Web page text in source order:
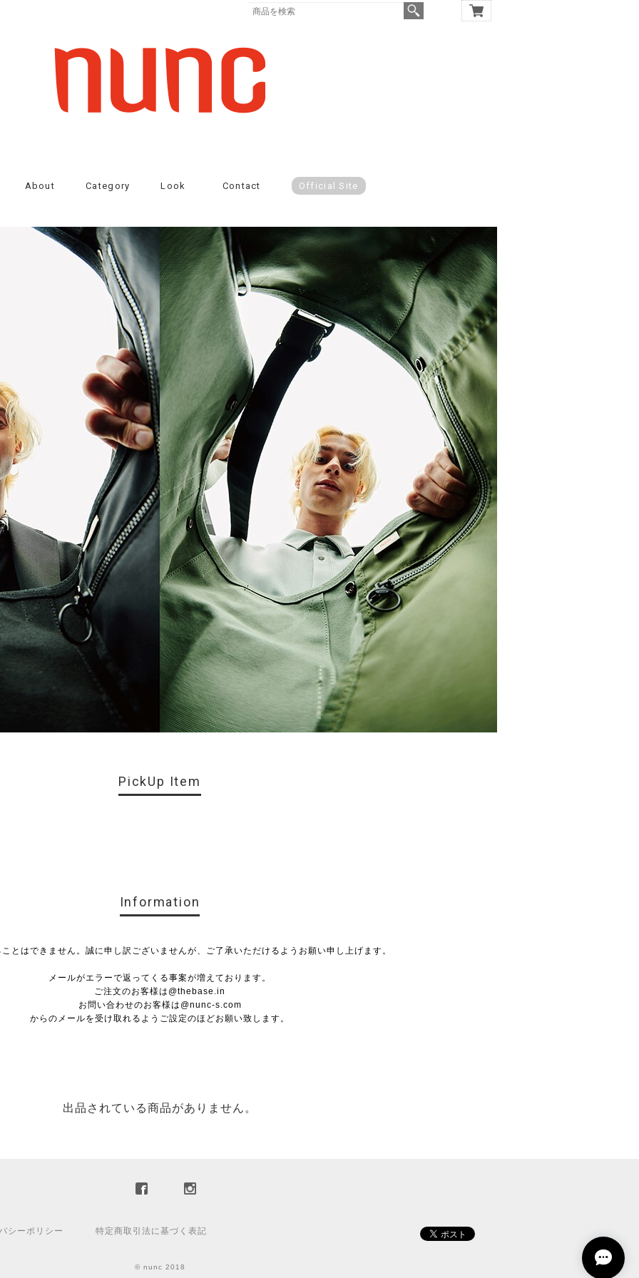
About Category Look Contact Official Site
PickUp Item
Information
とはできません。誠に申し訳ございませんが、ご了承いただけるようお願い申し上げます。
メールがエラーで返ってくる事案が増えております。
ご注文のお客様は@thebase.in
お問い合わせのお客様は@nunc-s.com
からのメールを受け取れるようご設定のほどお願い致します。
出品されている商品がありません。
シーポリシー 特定商取引法に基づく表記
© nunc 2018